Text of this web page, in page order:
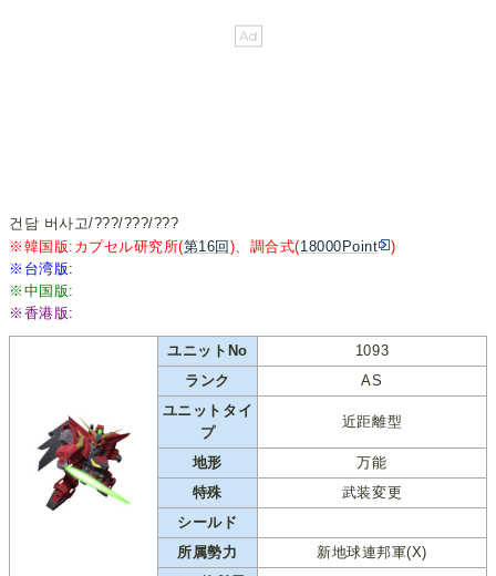
건담 버사고/???/???/???
※韓国版:カプセル研究所(第16回 )、調合式(18000Point
)
※台湾版:
※中国版:
※香港版:
ユニットNo
1093
ランク
AS
ユニットタイ
プ
近距離型
地形
万能
特殊
武装変更
シールド
所属勢力
新地球連邦軍(X)